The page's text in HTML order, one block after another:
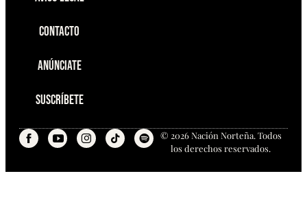
Contacto
Anúnciate
Suscríbete
© 2026 Nación Norteña. Todos
los derechos reservados.